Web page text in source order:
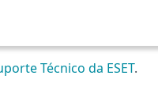
Técnico da ESET.